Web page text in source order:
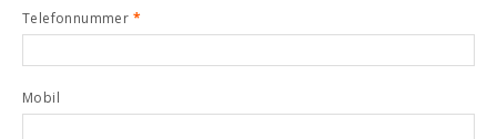
Telefonnummer *
Mobil